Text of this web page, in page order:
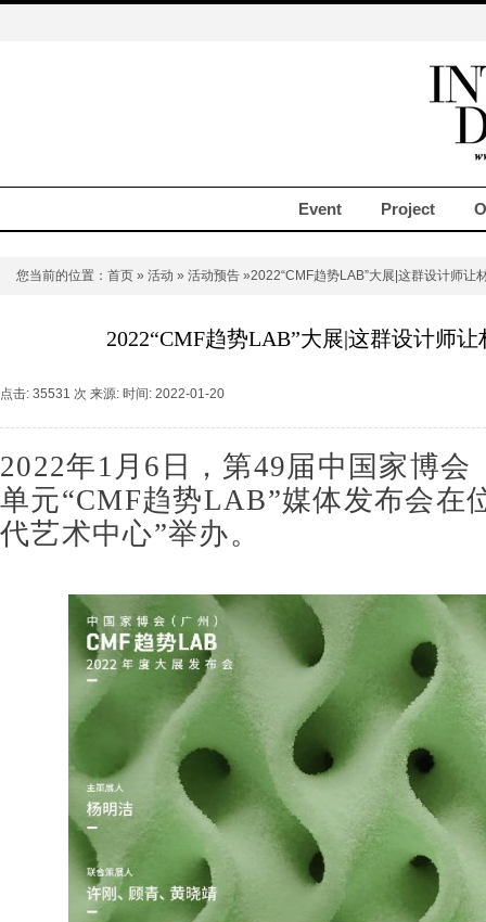
Event Project
您当前的位置： 首页 » 活动 » 活动预告 »2022“CMF趋势LAB”大展|这群设计师让
2022“CMF趋势LAB”大展|这群设计师
点击: 35531 次 来源: 时间: 2022-01-20
2022年1 月 6 日，第49届中国家博会
单元“CMF趋势LAB”媒体发布会在
代艺术中心”举办。